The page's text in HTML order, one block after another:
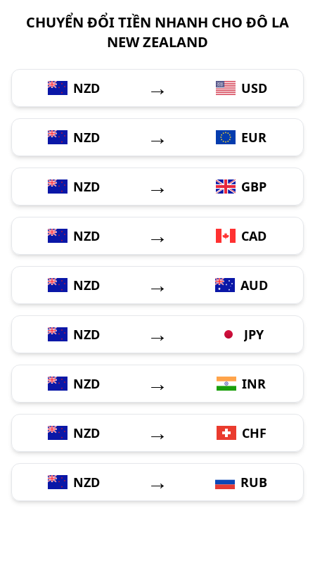
CHUYỂN ĐỔI TIỀN NHANH CHO ĐÔ LA
NEW ZEALAND
NZD → USD
NZD → EUR
NZD → GBP
NZD → CAD
NZD → AUD
NZD → JPY
NZD → INR
NZD → CHF
NZD → RUB